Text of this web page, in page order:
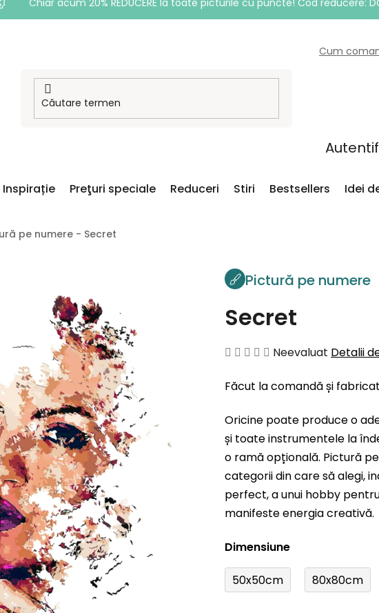
Chiar acum 20% REDUCERE la toate picturile cu puncte! Cod reducere:
Cum
Inspirație Preţuri speciale Reduceri Stiri Bestsellers Idei
pe numere - Secret
Pictură pe numere
Secret
Evaluarea
a
este
0,0
din
5
stele.
Neevaluat Detalii
Făcut la comandă și
Oricine poate produce o
și toate instrumentele la
o ramă opțională. Pictură
categorii din care să alegi,
perfect, a unui hobby
manifeste energia creativă.
Dimensiune
50x50cm 80x80cm